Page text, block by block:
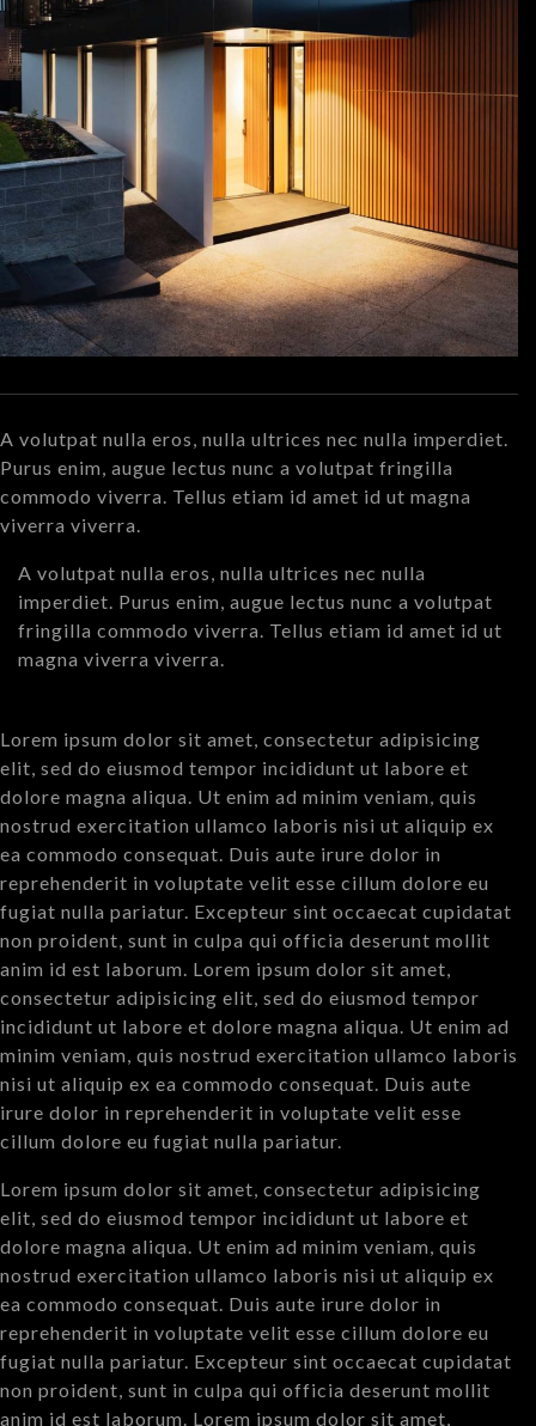
A volutpat nulla eros, nulla ultrices nec nulla imperdiet.
Purus enim, augue lectus nunc a volutpat fringilla
commodo viverra. Tellus etiam id amet id ut magna
viverra viverra.
A volutpat nulla eros, nulla ultrices nec nulla
imperdiet. Purus enim, augue lectus nunc a volutpat
fringilla commodo viverra. Tellus etiam id amet id ut
magna viverra viverra.
Lorem ipsum dolor sit amet, consectetur adipisicing
elit, sed do eiusmod tempor incididunt ut labore et
dolore magna aliqua. Ut enim ad minim veniam, quis
nostrud exercitation ullamco laboris nisi ut aliquip ex
ea commodo consequat. Duis aute irure dolor in
reprehenderit in voluptate velit esse cillum dolore eu
fugiat nulla pariatur. Excepteur sint occaecat cupidatat
non proident, sunt in culpa qui officia deserunt mollit
anim id est laborum. Lorem ipsum dolor sit amet,
consectetur adipisicing elit, sed do eiusmod tempor
incididunt ut labore et dolore magna aliqua. Ut enim ad
minim veniam, quis nostrud exercitation ullamco laboris
nisi ut aliquip ex ea commodo consequat. Duis aute
irure dolor in reprehenderit in voluptate velit esse
cillum dolore eu fugiat nulla pariatur.
Lorem ipsum dolor sit amet, consectetur adipisicing
elit, sed do eiusmod tempor incididunt ut labore et
dolore magna aliqua. Ut enim ad minim veniam, quis
nostrud exercitation ullamco laboris nisi ut aliquip ex
ea commodo consequat. Duis aute irure dolor in
reprehenderit in voluptate velit esse cillum dolore eu
fugiat nulla pariatur. Excepteur sint occaecat cupidatat
non proident, sunt in culpa qui officia deserunt mollit
anim id est laborum. Lorem ipsum dolor sit amet,